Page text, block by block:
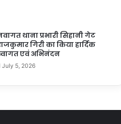
थाना प्रभारी सिहानी गेट
गिरी का किया हार्दिक
एवं अभिनंदन
July 5, 2026